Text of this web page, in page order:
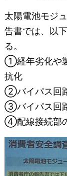
太陽電池モジ
告書では、以
る。
①経年劣化や
抗化
②バイパス回
③バイパス回
④配線接続部